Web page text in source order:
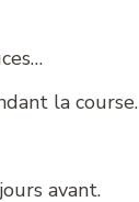
la course.
avant.